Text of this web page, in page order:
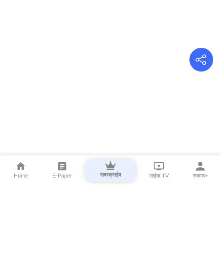
Home E-Paper सबस्क्राईब लाईव्ह TV सकाळ+